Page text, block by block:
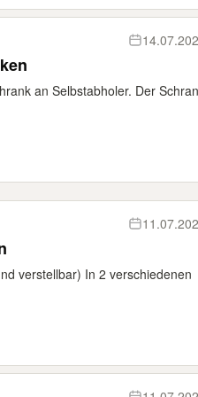
an Selbstabholer. Der
verstellbar) In 2 verschiedenen